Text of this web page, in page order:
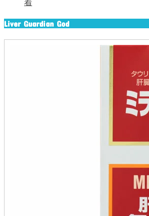
着
Liver Guardian God